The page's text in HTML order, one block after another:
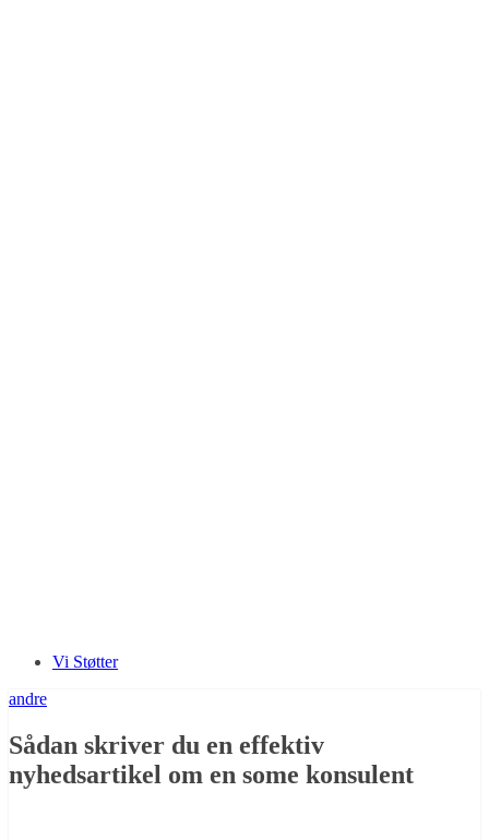
Vi Støtter
andre
Sådan skriver du en effektiv
nyhedsartikel om en some konsulent